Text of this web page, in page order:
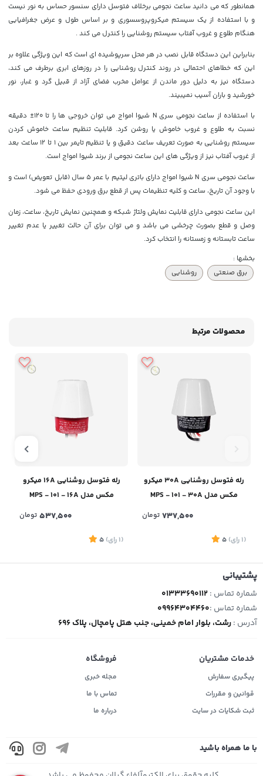
همانطور که می دانید ساعت نجومی برخلاف فتوسل دارای سنسور حساس به نور نیست
و با استفاده از یک سیستم میکروپروسسوری و بر اساس طول و عرض جغرافیایی
هنگام طلوع و غروب آفتاب سیستم روشنایی را کنترل می کند .
بنابراین این دستگاه قابل نصب در هر محل سرپوشیده ای است که این ویژگی علاوه بر
این که خطاهای احتمالی در روند کنترل روشنایی را در روزهای ابری برطرف می کند،
دستگاه نیز به دلیل دور ماندن از عوامل مخرب فضای آزاد از قبیل گرد و غبار، نور
خورشید و باران آسیب نمیبیند.
با استفاده از ساعت نجومی سری N شیوا امواج می توان خروجی ها را تا 120± دقیقه
نسبت به طلوع و غروب خاموش یا روشن کرد. قابلیت تنظیم ساعت خاموش کردن
سیستم روشنایی به صورت تعریف ساعت دقیق و یا تنظیم تایمر بین 1 تا 12 ساعت بعد
از غروب آفتاب نیز از ویژگی های این ساعت نجومی از برند شیوا امواج است.
ساعت نجومی سری N شیوا امواج دارای باتری لیتیم با عمر 5 سال (قابل تعویض) است و
با وجود آن تاریخ، ساعت و کلیه تنظیمات پس از قطع برق ورودی حفظ می شود.
این ساعت نجومی دارای قابلیت نمایش ولتاژ شبکه و همچنین نمایش تاریخ، ساعت، زمان
وصل و قطع بصورت چرخشی می باشد و می توان برای آن حالت تغییر یا عدم تغییر
ساعت تابستانه و زمستانه را انتخاب کرد.
بخشها :
برق صنعتی
روشنایی
محصولات مرتبط
رله فتوسل روشنایی 30A میکرو
مکس مدل MPS - 101 - 30A
737,500 تومان
(1 رای)
5
رله فتوسل روشنایی 16A میکرو
مکس مدل MPS - 101 - 16A
537,500 تومان
(1 رای)
5
پشتیبانی
شماره تماس :01333690112
شماره تماس :09964304460
آدرس :رشت، بلوار امام خمینی، جنب هتل پامچال، پلاک 696
خدمات مشتریان
پیگیری سفارش
قوانین و مقررات
ثبت شکایات در سایت
فروشگاه
مجله خبری
تماس با ما
درباره ما
با ما همراه باشید